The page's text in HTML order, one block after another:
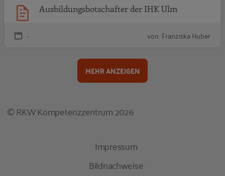
Ausbildungsbotschafter der IHK Ulm
- von Franziska Huber
MEHR ANZEIGEN
© RKW Kompetenzzentrum 2026
Impressum
Bildnachweise